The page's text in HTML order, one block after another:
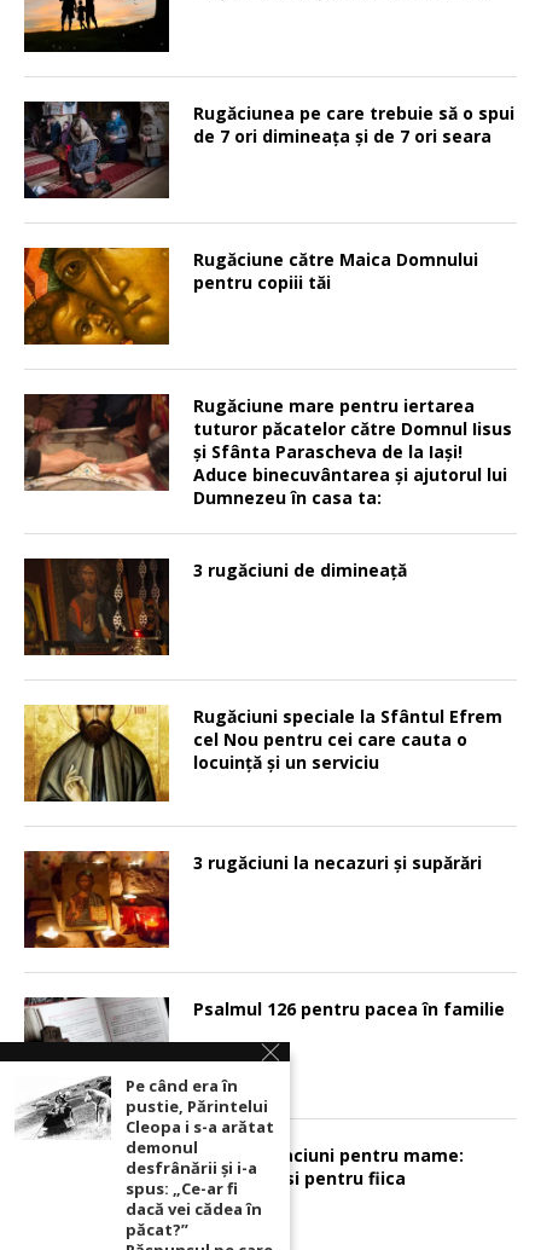
Rugăciunea pe care trebuie să o spui
de 7 ori dimineața și de 7 ori seara
Rugăciune către Maica Domnului
pentru copiii tăi
Rugăciune mare pentru iertarea
tuturor păcatelor către Domnul Iisus
şi Sfânta Parascheva de la Iaşi!
Aduce binecuvântarea şi ajutorul lui
Dumnezeu în casa ta:
3 rugăciuni de dimineață
Rugăciuni speciale la Sfântul Efrem
cel Nou pentru cei care cauta o
locuinţă şi un serviciu
3 rugăciuni la necazuri și supărări
Psalmul 126 pentru pacea în familie
Sunt 2 rugaciuni pentru mame:
pentru fiu si pentru fiica
Pe când era în
pustie, Părintelui
Cleopa i s-a arătat
demonul
desfrânării şi i-a
spus: „Ce-ar fi
dacă vei cădea în
păcat?”